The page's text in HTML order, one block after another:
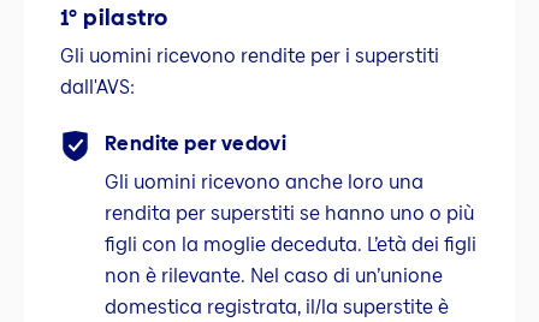
1° pilastro
Gli uomini ricevono rendite per i superstiti
dall'AVS:
Rendite per vedovi
Gli uomini ricevono anche loro una
rendita per superstiti se hanno uno o più
figli con la moglie deceduta. L’età dei figli
non è rilevante. Nel caso di un’unione
domestica registrata, il/la superstite è